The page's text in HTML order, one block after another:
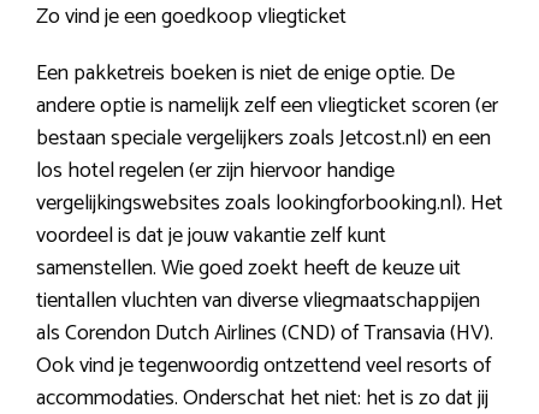
Zo vind je een goedkoop vliegticket
Een pakketreis boeken is niet de enige optie. De
andere optie is namelijk zelf een vliegticket scoren (er
bestaan speciale vergelijkers zoals Jetcost.nl) en een
los hotel regelen (er zijn hiervoor handige
vergelijkingswebsites zoals lookingforbooking.nl). Het
voordeel is dat je jouw vakantie zelf kunt
samenstellen. Wie goed zoekt heeft de keuze uit
tientallen vluchten van diverse vliegmaatschappijen
als Corendon Dutch Airlines (CND) of Transavia (HV).
Ook vind je tegenwoordig ontzettend veel resorts of
accommodaties. Onderschat het niet: het is zo dat jij